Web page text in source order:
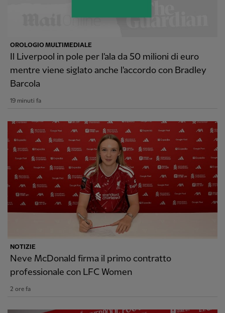
OROLOGIO MULTIMEDIALE
Il Liverpool in pole per l'ala da 50 milioni di euro
mentre viene siglato anche l'accordo con Bradley
Barcola
19 minuti fa
NOTIZIE
Neve McDonald firma il primo contratto
professionale con LFC Women
2 ore fa